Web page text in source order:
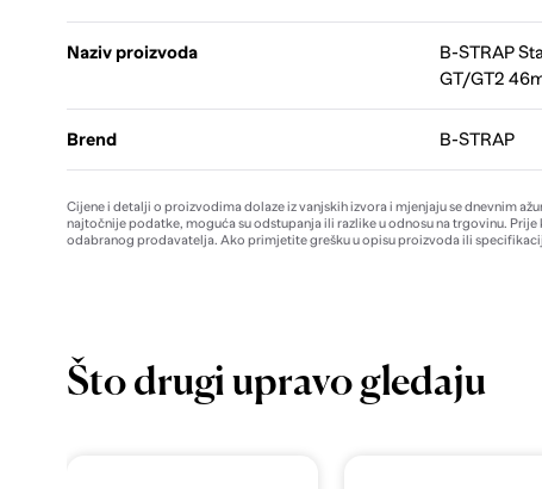
Naziv proizvoda
B-STRAP
GT/GT2
Brend B-STRAP
Cijene i detalji o proizvodima dolaze iz vanjskih izvora i mjenjaju se dnevnim
najtočnije podatke, moguća su odstupanja ili razlike u odnosu na trgovinu.
odabranog prodavatelja. Ako primjetite grešku u opisu proizvoda ili
Što drugi upravo gledaju